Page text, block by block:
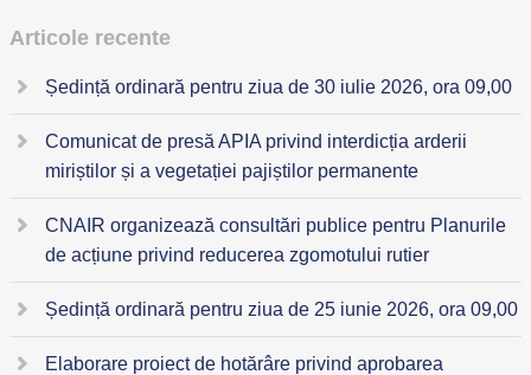
Articole recente
Ședință ordinară pentru ziua de 30 iulie 2026, ora 09,00
Comunicat de presă APIA privind interdicția arderii
miriștilor și a vegetației pajiștilor permanente
CNAIR organizează consultări publice pentru Planurile
de acțiune privind reducerea zgomotului rutier
Ședință ordinară pentru ziua de 25 iunie 2026, ora 09,00
Elaborare proiect de hotărâre privind aprobarea